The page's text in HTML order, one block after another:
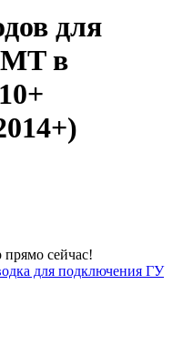
для
в
прямо сейчас!
для подключения ГУ